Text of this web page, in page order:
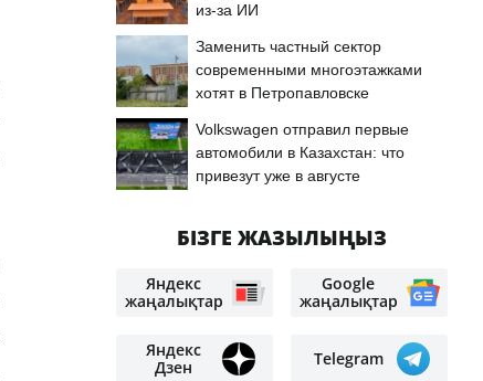
из-за ИИ
Заменить частный сектор
современными многоэтажками
хотят в Петропавловске
Volkswagen отправил первые
автомобили в Казахстан: что
привезут уже в августе
БІЗГЕ ЖАЗЫЛЫҢЫЗ
Яндекс
жаңалықтар
Google
жаңалықтар
Яндекс
Дзен
Telegram